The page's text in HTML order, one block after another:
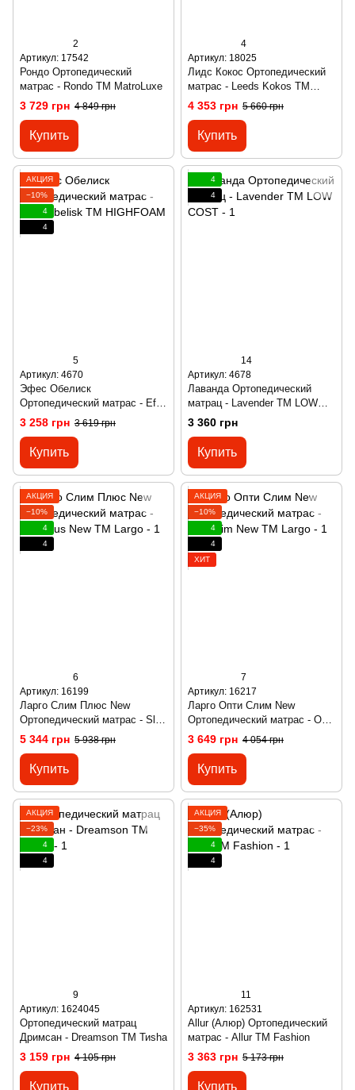
2
Артикул: 17542
Рондо Ортопедический
матрас - Rondo ТМ MatroLuxе
3 729 грн 4 849 грн
Купить
4
Артикул: 18025
Лидс Кокос Ортопедический
матрас - Leeds Kokos ТМ
MatroLuxе
4 353 грн 5 660 грн
Купить
АКЦИЯ
−10%
4
4
5
Артикул: 4670
Эфес Обелиск
Ортопедический матраc - Efes
Obelisk ТМ HIGHFOAM
3 258 грн 3 619 грн
Купить
4
4
14
Артикул: 4678
Лаванда Ортопедический
матрац - Lavender ТМ LOW
COST
3 360 грн
Купить
АКЦИЯ
−10%
4
4
6
Артикул: 16199
Ларго Слим Плюс New
Ортопедический матраc - Slim
Plus New ТМ Largo
5 344 грн 5 938 грн
Купить
АКЦИЯ
−10%
4
4
ХИТ
7
Артикул: 16217
Ларго Опти Слим New
Ортопедический матраc - Opti
Slim New ТМ Largo
3 649 грн 4 054 грн
Купить
АКЦИЯ
−23%
4
4
9
Артикул: 1624045
Ортопедический матрац
Дримсан - Dreamson ТМ Тиsha
3 159 грн 4 105 грн
Купить
АКЦИЯ
−35%
4
4
11
Артикул: 162531
Allur (Алюр) Ортопедический
матрас - Allur ТМ Fashion
3 363 грн 5 173 грн
Купить